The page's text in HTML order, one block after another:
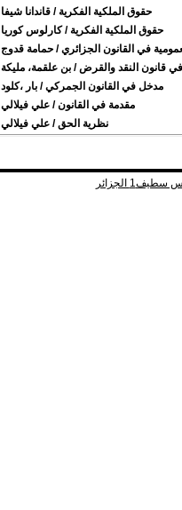
حقوق الملكية الفكرية / قاندانا شيفا
حقوق الملكية الفكرية / كارلوس كوريا
في القانون الجزائري/ حمامة قدوج
قانون النقد والقرض/ بن علقمة، مليكة
مدخل في القانون الجمركي/ بار ،كلود
مقدمة في القانون/ علي فيلالي
نظرية الحق/ علي فيلالي